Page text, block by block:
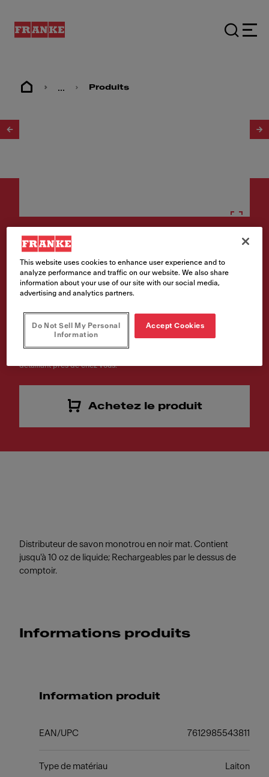
... Produits
Accessoires
Distributeur de savon - ACT-
SD-MBK
119.0547.906
détaillant près de chez vous.
Achetez le produit
Distributeur de savon monotrou en noir mat. Contient
jusqu'à 10 oz de liquide; Rechargeables par le dessus de
comptoir.
Informations produits
Information produit
EAN/UPC 7612985543811
Type de matériau Laiton
This website uses cookies to enhance user experience and to
analyze performance and traffic on our website. We also share
information about your use of our site with our social media,
advertising and analytics partners.
Do Not Sell My Personal
Information
Accept Cookies